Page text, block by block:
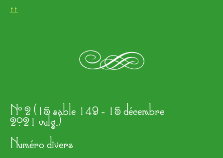
↑↑
e
No2 (15 sable 149 - 15 décembre
2021 vulg.)
Numéro divers